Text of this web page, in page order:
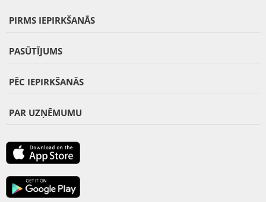
PIRMS IEPIRKŠANĀS
PASŪTĪJUMS
PĒC IEPIRKŠANĀS
PAR UZŅĒMUMU